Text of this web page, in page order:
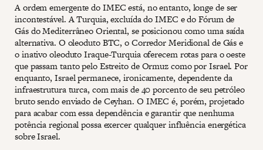
A ordem emergente do IMEC está, no entanto, longe de ser
incontestável. A Turquia, excluída do IMEC e do Fórum de
Gás do Mediterrâneo Oriental, se posicionou como uma saída
alternativa. O oleoduto BTC, o Corredor Meridional de Gás e
o inativo oleoduto Iraque-Turquia oferecem rotas para o oeste
que passam tanto pelo Estreito de Ormuz como por Israel. Por
enquanto, Israel permanece, ironicamente, dependente da
infraestrutura turca, com mais de 40 porcento de seu petróleo
bruto sendo enviado de Ceyhan. O IMEC é, porém, projetado
para acabar com essa dependência e garantir que nenhuma
potência regional possa exercer qualquer influência energética
sobre Israel.